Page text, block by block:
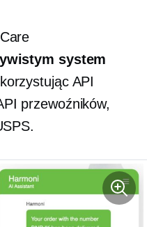
system
API
przewoźników,